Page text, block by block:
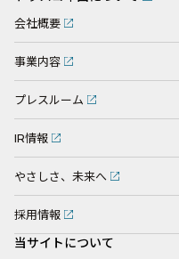
会社概要
事業内容
プレスルーム
IR情報
やさしさ、未来へ
採用情報
当サイトについて